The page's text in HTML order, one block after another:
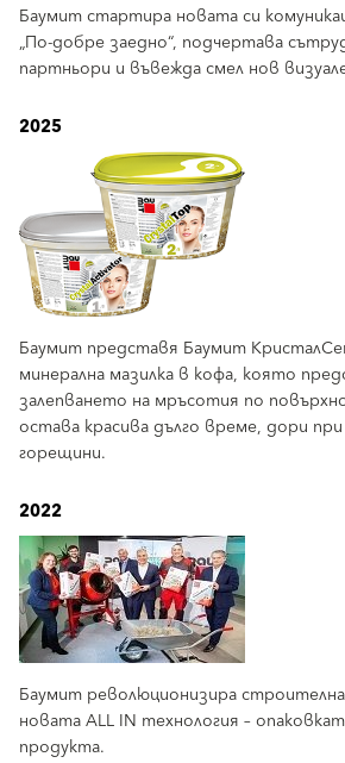
Баумит стартира новата си
„По-добре заедно“, подчертава
партньори и въвежда смел нов
2025
Баумит представя Баумит
минерална мазилка в кофа, която
залепването на мръсотия по
остава красива дълго време, дори
горещини.
2022
Баумит революционизира
новата ALL IN технология –
продукта.